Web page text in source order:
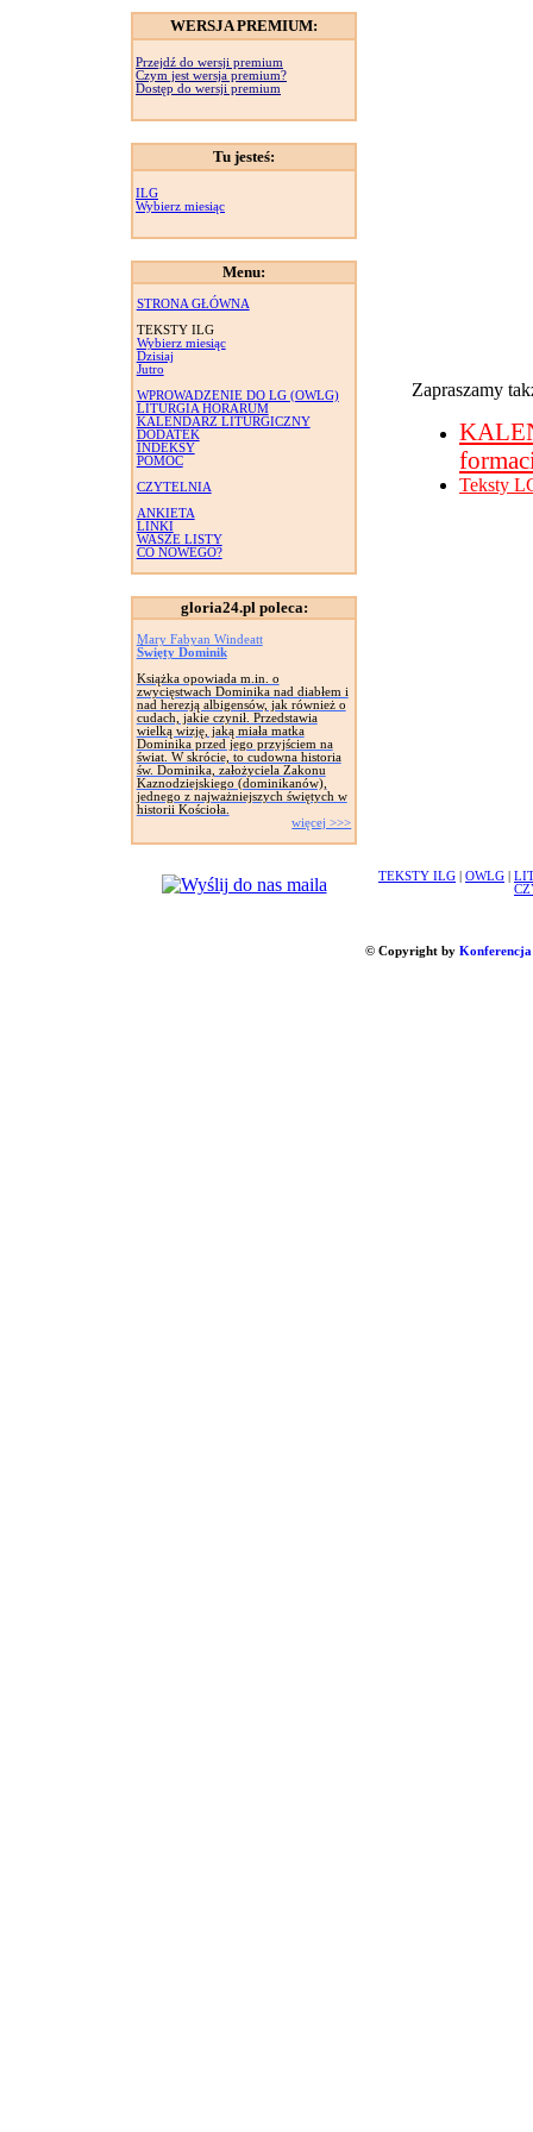
WERSJA PREMIUM:
Przejdź do wersji premium
Czym jest wersja premium?
Dostęp do wersji premium
Tu jesteś:
ILG
Wybierz miesiąc
Menu:
STRONA GŁÓWNA
TEKSTY ILG
Wybierz miesiąc
Dzisiaj
Jutro
WPROWADZENIE DO LG (OWLG)
LITURGIA HORARUM
KALENDARZ LITURGICZNY
DODATEK
INDEKSY
POMOC
CZYTELNIA
ANKIETA
LINKI
WASZE LISTY
CO NOWEGO?
gloria24.pl poleca:
Mary Fabyan Windeatt
Święty Dominik
Książka opowiada m.in. o
zwycięstwach Dominika nad diabłem i
nad herezją albigensów, jak również o
cudach, jakie czynił. Przedstawia
wielką wizję, jaką miała matka
Dominika przed jego przyjściem na
świat. W skrócie, to cudowna historia
św. Dominika, założyciela Zakonu
Kaznodziejskiego (dominikanów),
jednego z najważniejszych świętych w
historii Kościoła.
więcej >>>
Zapraszamy
Teksty
TEKSTY ILG OWLG
© Copyright by Konferencja